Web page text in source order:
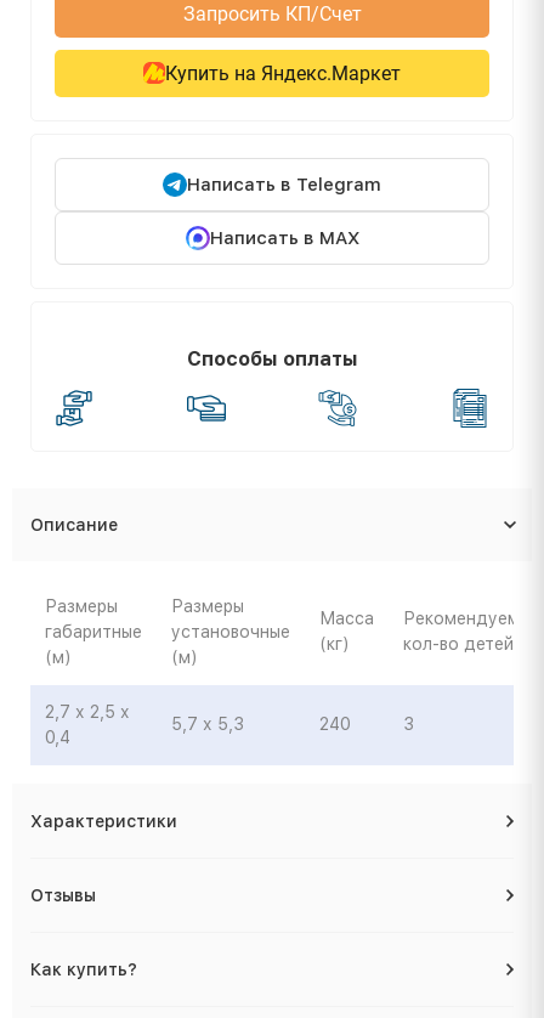
Запросить КП/Счет
Купить на Яндекс.Маркет
Написать в Telegram
Написать в MAX
Способы оплаты
Описание
Размеры
габаритные
(м)
Размеры
установочные
(м)
Масса
(кг)
Рекомендуемое
кол-во детей
2,7 х 2,5 х
0,4
5,7 х 5,3 240 3
Характеристики
Отзывы
Как купить?